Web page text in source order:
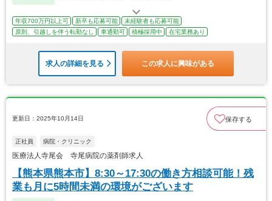
年収700万円以上可 新卒も応募可能
未経験者も応募可能
原則、引越しを伴う転勤なし
車通勤可 積極採用中 在宅業務あり
求人の詳細を見る この求人に興味がある
更新日：2025年10月14日 保存する
正社員 病院・クリニック
医療法人寺尾会 寺尾病院の薬剤師求人
【熊本県熊本市】8:30～17:30の働き方相談可能！残
業も月に5時間未満の環境がございます